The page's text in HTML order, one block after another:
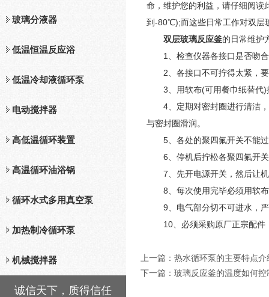
命，维护您的利益，请仔细阅
到-80℃);而这些日常工作对双层
双层玻璃反应釜的日常维护
1、检查仪器各接口是否吻合
2、各接口不可拧得太紧，要
3、用软布(可用餐巾纸替代)
4、定期对密封圈进行清洁，
与密封圈滑润。
5、各处的聚四氟开关不能过
6、停机后拧松各聚四氟开关
7、先开电源开关，然后让机
8、每次使用完毕必须用软布
9、电气部分切不可进水，严
10、必须采购原厂正宗配件
上一篇： 热水循环泵的主要特点介
下一篇： 玻璃反应釜的温度如何控
玻璃分液器
低温恒温反应浴
低温冷却液循环泵
电动搅拌器
高低温循环装置
高温循环油浴锅
循环水式多用真空泵
加热制冷循环泵
机械搅拌器
诚信天下，质得信任